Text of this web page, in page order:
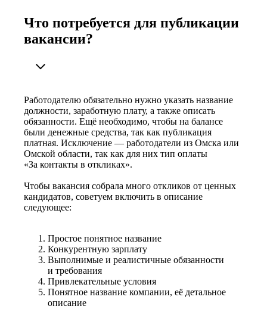
Что потребуется для публикации
вакансии?
Работодателю обязательно нужно указать название
должности, заработную плату, а также описать
обязанности. Ещё необходимо, чтобы на балансе
были денежные средства, так как публикация
платная. Исключение — работодатели из Омска или
Омской области, так как для них тип оплаты
«За контакты в откликах».
Чтобы вакансия собрала много откликов от ценных
кандидатов, советуем включить в описание
следующее:
Простое понятное название
Конкурентную зарплату
Выполнимые и реалистичные обязанности
и требования
Привлекательные условия
Понятное название компании, её детальное
описание